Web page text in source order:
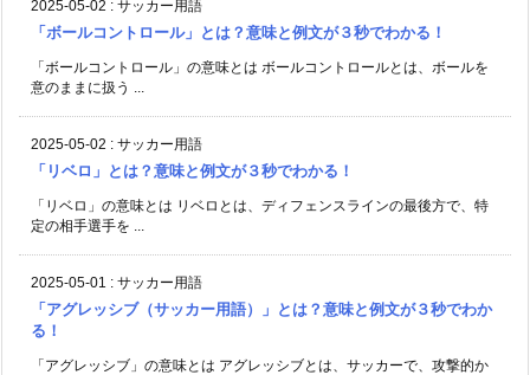
2025-05-02 : サッカー用語
「ボールコントロール」とは？意味と例文が３秒でわかる！
「ボールコントロール」の意味とは ボールコントロールとは、ボールを
意のままに扱う ...
2025-05-02 : サッカー用語
「リベロ」とは？意味と例文が３秒でわかる！
「リベロ」の意味とは リベロとは、ディフェンスラインの最後方で、特
定の相手選手を ...
2025-05-01 : サッカー用語
「アグレッシブ（サッカー用語）」とは？意味と例文が３秒でわか
る！
「アグレッシブ」の意味とは アグレッシブとは、サッカーで、攻撃的か